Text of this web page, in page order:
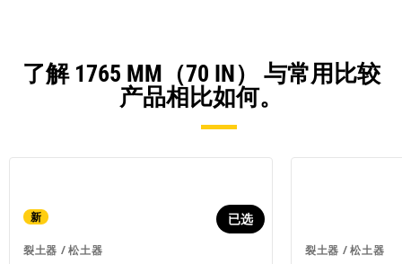
了解 1765 MM（70 IN） 与常用比较
产品相比如何。
新
裂土器 / 松土器
已选
裂土器 / 松土器